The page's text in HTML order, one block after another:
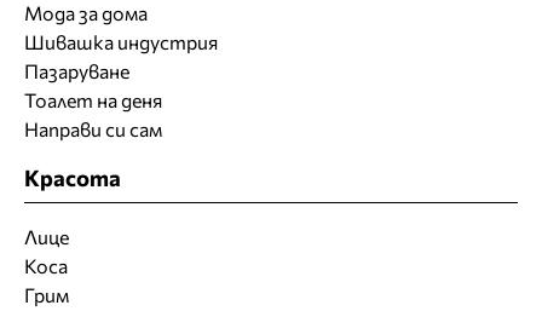
Мода за дома
Шивашка индустрия
Пазаруване
Тоалет на деня
Направи си сам
Красота
Лице
Коса
Грим